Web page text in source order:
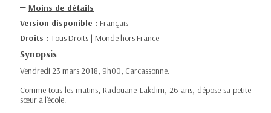
Moins de détails
Version disponible : Français
Droits : Tous Droits | Monde hors France
Synopsis
Vendredi 23 mars 2018, 9h00, Carcassonne.
Comme tous les matins, Radouane Lakdim, 26 ans, dépose sa petite
sœur à l'école.